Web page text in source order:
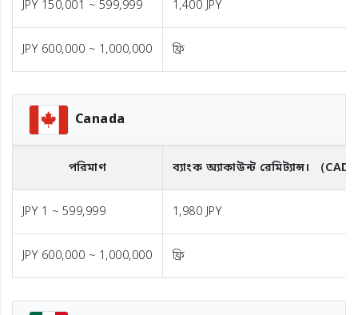
JPY 150,001 ~ 599,999 1,400 JPY
JPY 600,000 ~ 1,000,000 ফ্রি
Canada
পরিমাণ ব্যাংক অ্যাকাউন্ট রেমিট্যান্স। （
JPY 1 ~ 599,999 1,980 JPY
JPY 600,000 ~ 1,000,000 ফ্রি